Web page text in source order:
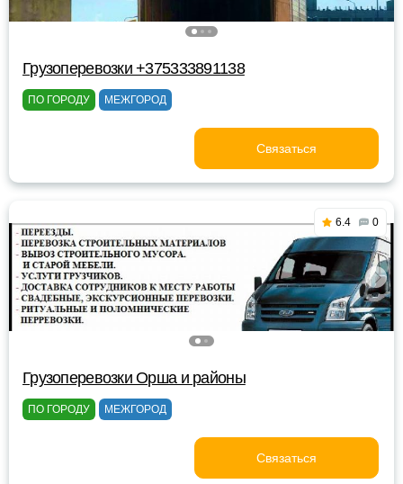
Грузоперевозки +375333891138
ПО ГОРОДУ МЕЖГОРОД
Связаться
6.4 0
Грузоперевозки Орша и районы
ПО ГОРОДУ МЕЖГОРОД
Связаться